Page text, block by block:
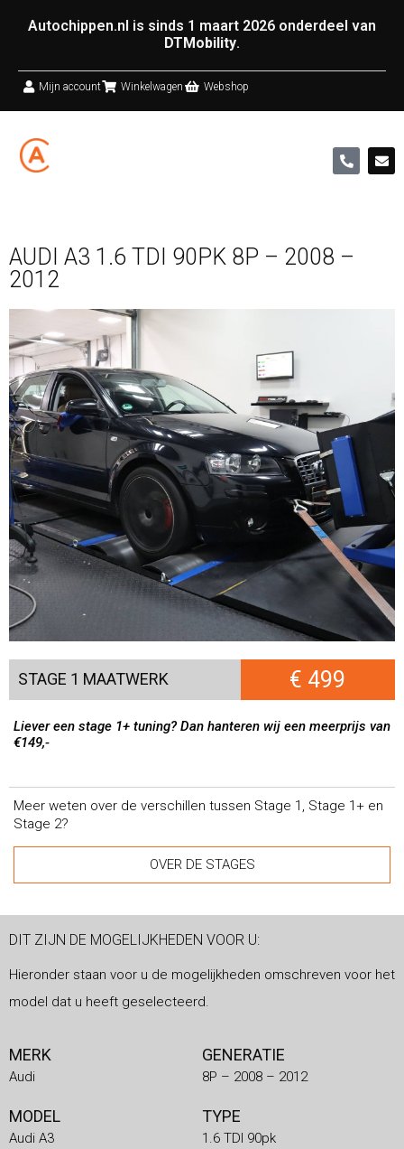
Autochippen.nl is sinds 1 maart 2026 onderdeel van
DTMobility.
Mijn account Winkelwagen Webshop
AUDI A3 1.6 TDI 90PK 8P – 2008 –
2012
STAGE 1 MAATWERK € 499
Liever een stage 1+ tuning? Dan hanteren wij een meerprijs van
€149,-
Meer weten over de verschillen tussen Stage 1, Stage 1+ en
Stage 2?
OVER DE STAGES
DIT ZIJN DE MOGELIJKHEDEN VOOR U:
Hieronder staan voor u de mogelijkheden omschreven voor het
model dat u heeft geselecteerd.
MERK
Audi
GENERATIE
8P – 2008 – 2012
MODEL
Audi A3
TYPE
1.6 TDI 90pk